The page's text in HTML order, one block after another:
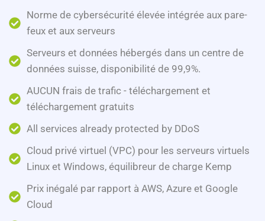
Norme de cybersécurité élevée intégrée aux pare-
feux et aux serveurs
Serveurs et données hébergés dans un centre de
données suisse, disponibilité de 99,9%.
AUCUN frais de trafic - téléchargement et
téléchargement gratuits
All services already protected by DDoS
Cloud privé virtuel (VPC) pour les serveurs virtuels
Linux et Windows, équilibreur de charge Kemp
Prix ​​inégalé par rapport à AWS, Azure et Google
Cloud